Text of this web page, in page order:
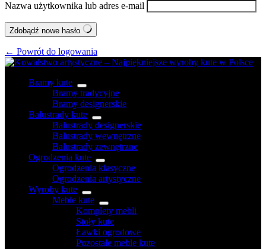
Nazwa użytkownika lub adres e-mail
Zdobądź nowe hasło
← Powrót do logowania
Bramy kute
Bramy tradycyjne
Bramy designerskie
Balustrady kute
Balustrady designerskie
Balustrady wewnętrzne
Balustrady zewnętrzne
Ogrodzenia kute
Ogrodzenia klasyczne
Ogrodzenia artystyczne
Wyroby kute
Meble kute
Komplety mebli
Stoły kute
Ławki ogrodowe
Pozostałe meble kute